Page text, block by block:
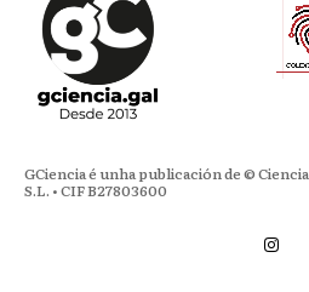
GCiencia é unha publicación de ©
S.L. • CIF B27803600